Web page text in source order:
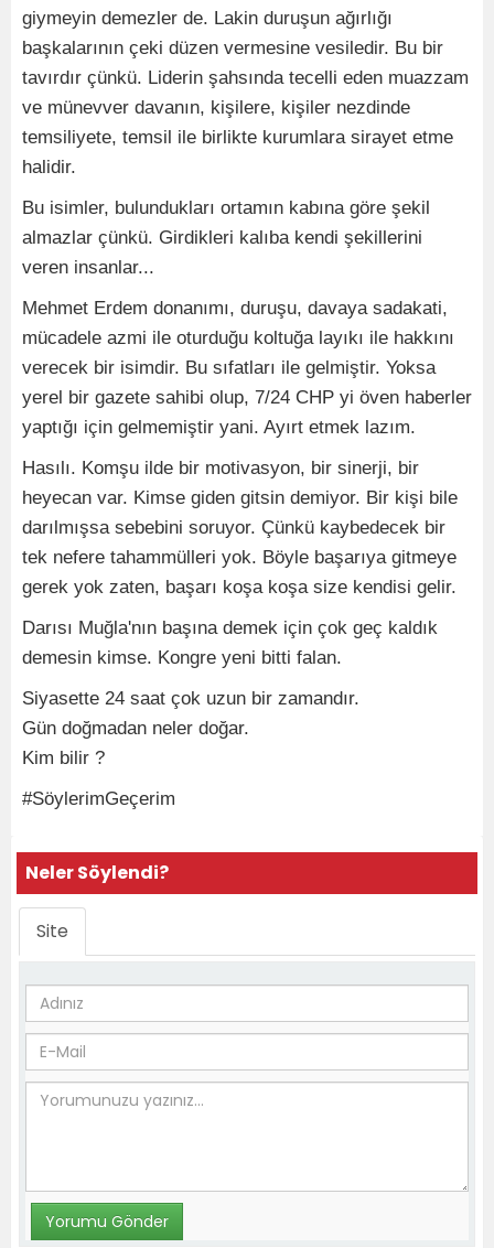
giymeyin demezler de. Lakin duruşun ağırlığı
başkalarının çeki düzen vermesine vesiledir. Bu bir
tavırdır çünkü. Liderin şahsında tecelli eden muazzam
ve münevver davanın, kişilere, kişiler nezdinde
temsiliyete, temsil ile birlikte kurumlara sirayet etme
halidir.
Bu isimler, bulundukları ortamın kabına göre şekil
almazlar çünkü. Girdikleri kalıba kendi şekillerini
veren insanlar...
Mehmet Erdem donanımı, duruşu, davaya sadakati,
mücadele azmi ile oturduğu koltuğa layıkı ile hakkını
verecek bir isimdir. Bu sıfatları ile gelmiştir. Yoksa
yerel bir gazete sahibi olup, 7/24 CHP yi öven haberler
yaptığı için gelmemiştir yani. Ayırt etmek lazım.
Hasılı. Komşu ilde bir motivasyon, bir sinerji, bir
heyecan var. Kimse giden gitsin demiyor. Bir kişi bile
darılmışsa sebebini soruyor. Çünkü kaybedecek bir
tek nefere tahammülleri yok. Böyle başarıya gitmeye
gerek yok zaten, başarı koşa koşa size kendisi gelir.
Darısı Muğla'nın başına demek için çok geç kaldık
demesin kimse. Kongre yeni bitti falan.
Siyasette 24 saat çok uzun bir zamandır.
Gün doğmadan neler doğar.
Kim bilir ?
#SöylerimGeçerim
Neler Söylendi?
Site